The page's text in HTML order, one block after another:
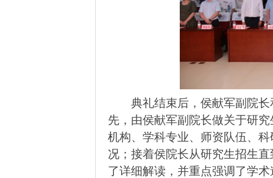
典礼结束后，侯献军副院
先，由侯献军副院长做关于研
机构、学科专业、师资队伍、
况；接着侯院长从研究生招生
了详细解读，并重点强调了学